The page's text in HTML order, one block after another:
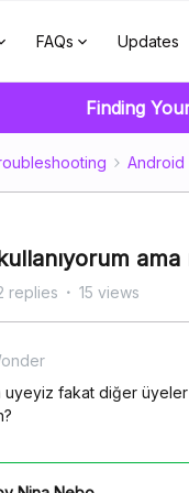
FAQs Updates
Finding
Android
replies 15 views
uyeyiz fakat diğer